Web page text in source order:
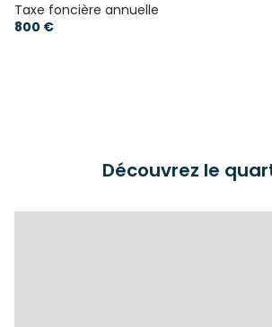
Taxe foncière annuelle
800 €
Découvrez le